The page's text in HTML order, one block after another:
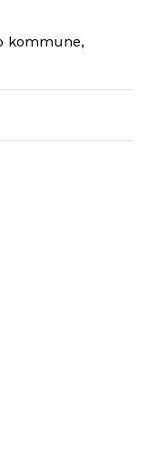
kommune,